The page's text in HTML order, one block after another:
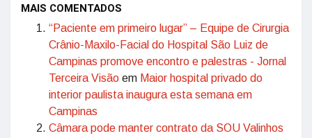
MAIS COMENTADOS
“Paciente em primeiro lugar” – Equipe de Cirurgia
Crânio-Maxilo-Facial do Hospital São Luiz de
Campinas promove encontro e palestras - Jornal
Terceira Visão em Maior hospital privado do
interior paulista inaugura esta semana em
Campinas
Câmara pode manter contrato da SOU Valinhos